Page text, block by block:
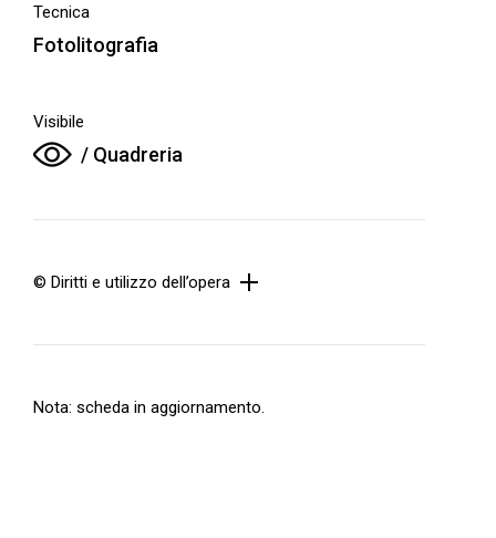
Tecnica
Fotolitografia
Visibile
/ Quadreria
© Diritti e utilizzo dell’opera
Nota: scheda in aggiornamento.